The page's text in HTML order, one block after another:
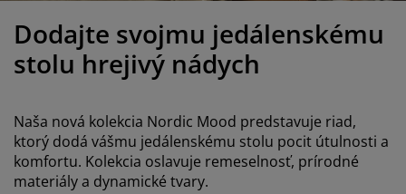
skrine
s úložným priestorom
matrace
postele
nábytku
osvetlenie
Dodajte svojmu jedálenskému
stolu hrejivý nádych
Naša nová kolekcia Nordic Mood predstavuje riad,
ktorý dodá vášmu jedálenskému stolu pocit útulnosti a
komfortu. Kolekcia oslavuje remeselnosť, prírodné
materiály a dynamické tvary.